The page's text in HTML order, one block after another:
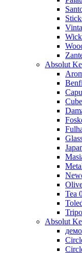
Absolut
Tea
Absolut